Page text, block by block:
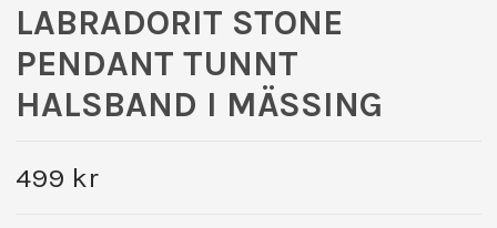
LABRADORIT STONE
PENDANT TUNNT
HALSBAND I MÄSSING
499 kr